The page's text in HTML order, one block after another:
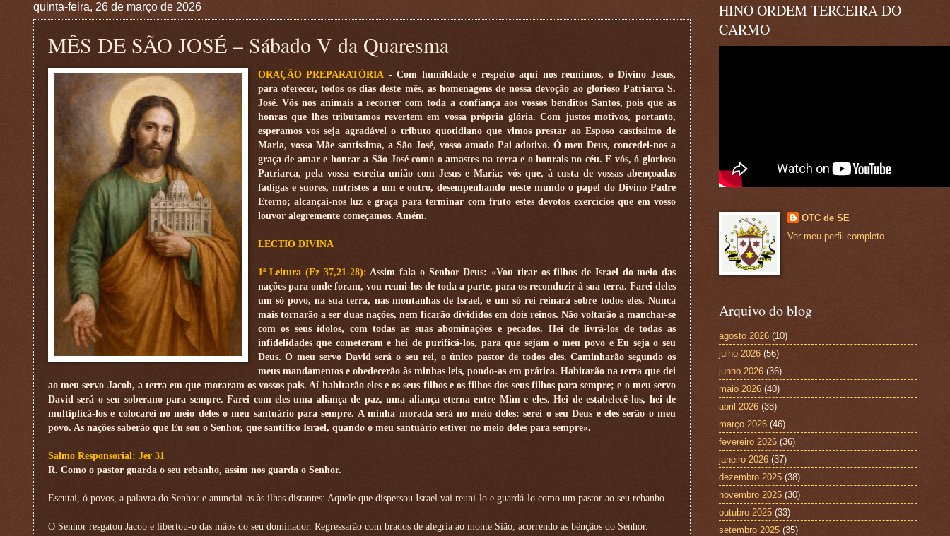
quinta-feira, 26 de março de 2026
MÊS DE SÃO JOSÉ – Sábado V da Quaresma
ORAÇÃO PREPARATÓRIA -Com humildade e respeito aqui nos reunimos, ó Divino Jesus,
para oferecer, todos os dias deste mês, as homenagens de nossa devoção ao glorioso Patriarca S.
José. Vós nos animais a recorrer com toda a confiança aos vossos benditos Santos, pois que as
honras que lhes tributamos revertem em vossa própria glória. Com justos motivos, portanto,
esperamos vos seja agradável o tributo quotidiano que vimos prestar ao Esposo castíssimo de
Maria, vossa Mãe santíssima, a São José, vosso amado Pai adotivo. Ó meu Deus, concedei-nos a
graça de amar e honrar a São José como o amastes na terra e o honrais no céu. E vós, ó glorioso
Patriarca, pela vossa estreita união com Jesus e Maria; vós que, à custa de vossas abençoadas
fadigas e suores, nutristes a um e outro, desempenhando neste mundo o papel do Divino Padre
Eterno; alcançai-nos luz e graça para terminar com fruto estes devotos exercícios que em vosso
louvor alegremente começamos. Amém.
LECTIO DIVINA
1ª Leitura (Ez 37,21-28): Assim fala o Senhor Deus: «Vou tirar os filhos de Israel do meio das
nações para onde foram, vou reuni-los de toda a parte, para os reconduzir à sua terra. Farei deles
um só povo, na sua terra, nas montanhas de Israel, e um só rei reinará sobre todos eles. Nunca
mais tornarão a ser duas nações, nem ficarão divididos em dois reinos. Não voltarão a manchar-se
com os seus ídolos, com todas as suas abominações e pecados. Hei de livrá-los de todas as
infidelidades que cometeram e hei de purificá-los, para que sejam o meu povo e Eu seja o seu
Deus. O meu servo David será o seu rei, o único pastor de todos eles. Caminharão segundo os
meus mandamentos e obedecerão às minhas leis, pondo-as em prática. Habitarão na terra que dei
ao meu servo Jacob, a terra em que moraram os vossos pais. Aí habitarão eles e os seus filhos e os filhos dos seus filhos para sempre; e o meu servo
David será o seu soberano para sempre. Farei com eles uma aliança de paz, uma aliança eterna entre Mim e eles. Hei de estabelecê-los, hei de
multiplicá-los e colocarei no meio deles o meu santuário para sempre. A minha morada será no meio deles: serei o seu Deus e eles serão o meu
povo. As nações saberão que Eu sou o Senhor, que santifico Israel, quando o meu santuário estiver no meio deles para sempre».
Salmo Responsorial: Jer 31
R. Como o pastor guarda o seu rebanho, assim nos guarda o Senhor.
Escutai, ó povos, a palavra do Senhor e anunciai-as às ilhas distantes: Aquele que dispersou Israel vai reuni-lo e guardá-lo como um pastor ao seu rebanho.
O Senhor resgatou Jacob e libertou-o das mãos do seu dominador. Regressarão com brados de alegria ao monte Sião, acorrendo às bênçãos do Senhor.
HINO ORDEM TERCEIRA DO
CARMO
OTC de SE
Ver meu perfil completo
Arquivo do blog
agosto 2026 (10)
julho 2026 (56)
junho 2026 (36)
maio 2026 (40)
abril 2026 (38)
março 2026 (46)
fevereiro 2026 (36)
janeiro 2026 (37)
dezembro 2025 (38)
novembro 2025 (30)
outubro 2025 (33)
setembro 2025 (35)